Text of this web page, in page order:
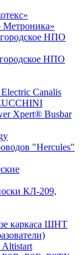
Метроника»
НПО
НПО
Canalis
Xpert® Busbar
"Hercules"
КЛ-209,
каркаса ШНТ
Altistart